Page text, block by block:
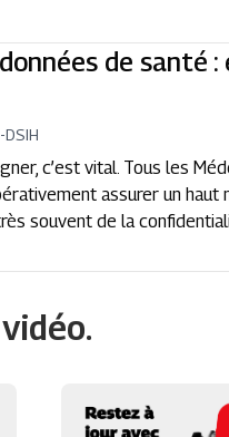
de santé
-DSIH
c’est vital. Tous les
assurer un
souvent de la